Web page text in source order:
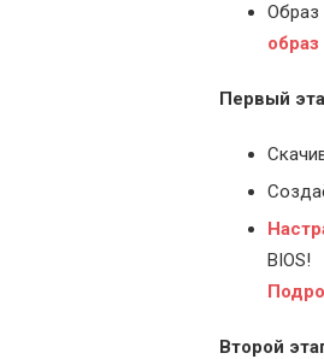
Образ
Первый
BIOS!
Второй